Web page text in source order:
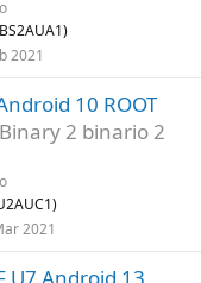
2021
10 ROOT
2 binario 2
2021
U7 Android 13